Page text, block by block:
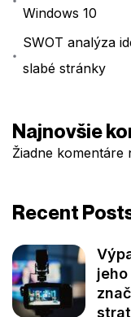
Windows 10
SWOT analýza
slabé stránky
Najnovšie
Žiadne komentáre
Recent